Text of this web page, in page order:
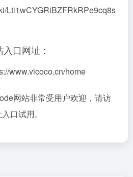
Lti1wCYGRiBZFRkRPe9cq8s
口网址：
www.vicoco.cn/home
网站非常受用户欢迎，请访
口试用。